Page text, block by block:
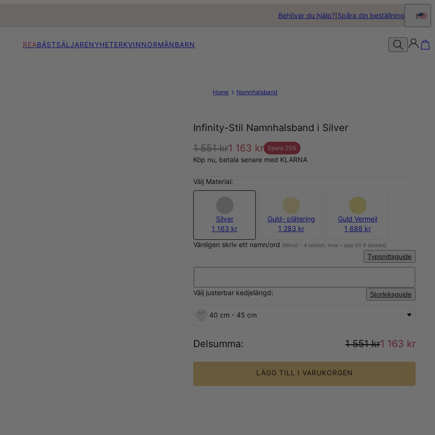
Behöver du hjälp? Spåra din beställning
REABÄSTSÄLJARENYHETERKVINNORMÄNBARN
Home Namnhalsband
Infinity-Stil Namnhalsband i Silver
1 551 kr1 163 kr Spara 25%
Köp nu, betala senare med KLARNA
Välj Material:
Silver
1 163 kr
Guld- plätering
1 283 kr
Guld Vermeil
1 688 kr
Vänligen skriv ett namn/ord (Minst - 4 tecken, max - upp till 9 tecken):
Typsnittsguide
Välj justerbar kedjelängd: Storleksguide
40 cm - 45 cm
Delsumma: 1 551 kr1 163 kr
LÄGG TILL I VARUKORGEN